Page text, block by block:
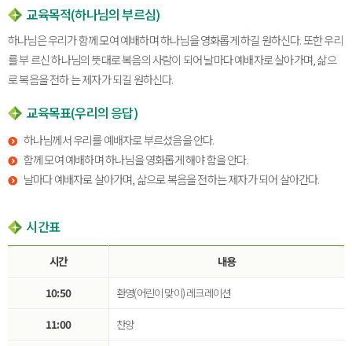
교육목적(하나님의 부르심)
하나님은 우리가 함께 모여 예배하며 하나님을 영화롭게 하길 원하신다. 또한 우리
를 부 르신 하나님의 뜻대로 복음의 사람이 되어 날마다 예배자로 살아가며, 삶으
로 복음을 전하 는 제자가 되길 원하신다.
교육목표(우리의 응답)
하나님께서 우리를 예배자로 부르셨음을 안다.
함께 모여 예배하며 하나님을 영화롭게 해야 함을 안다.
날마다 예배자로 살아가며, 삶으로 복음을 전하는 제자가 되어 살아간다.
시간표
시간
내용
10:50
환영(어린이 맞이) 레크레이션
11:00
찬양